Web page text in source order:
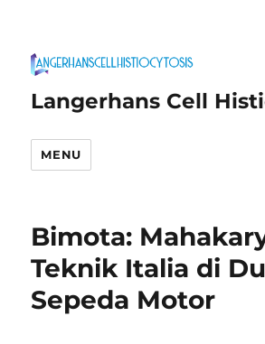
Langerhans Cell
MENU
Bimota:
Teknik Italia di
Sepeda Motor